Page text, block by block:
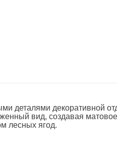
деталями декоративной
вид, создавая
лесных ягод.